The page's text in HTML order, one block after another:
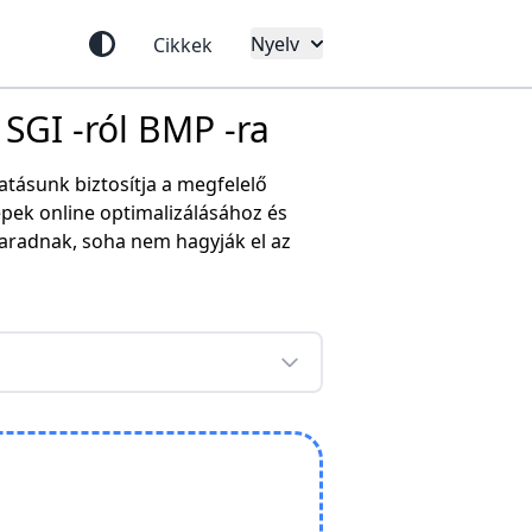
Cikkek Nyelv
-ról BMP -ra
biztosítja a megfelelő
online optimalizálásához és
soha nem hagyják el az